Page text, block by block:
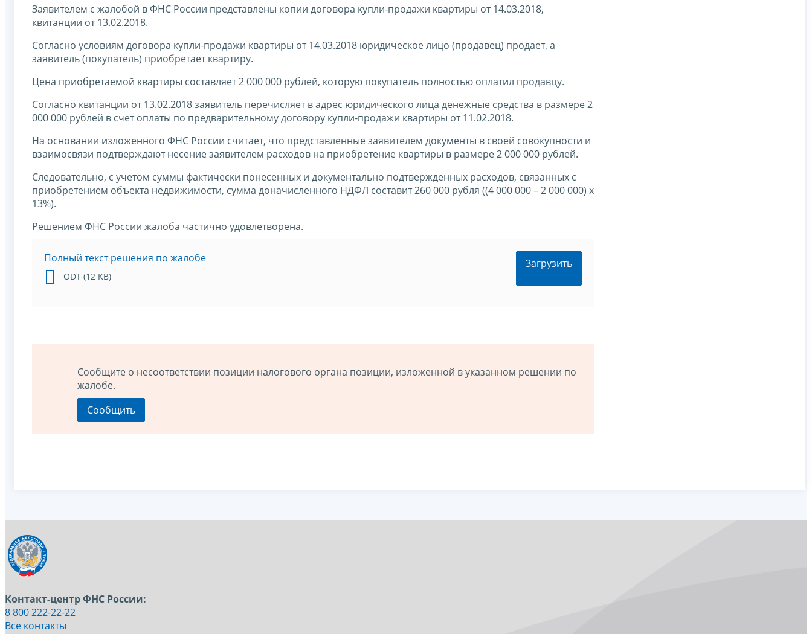
Заявителем с жалобой в ФНС России представлены копии договора купли-продажи квартиры от 14.03.2018,
квитанции от 13.02.2018.
Согласно условиям договора купли-продажи квартиры от 14.03.2018 юридическое лицо (продавец) продает, а
заявитель (покупатель) приобретает квартиру.
Цена приобретаемой квартиры составляет 2 000 000 рублей, которую покупатель полностью оплатил продавцу.
Согласно квитанции от 13.02.2018 заявитель перечисляет в адрес юридического лица денежные средства в размере 2
000 000 рублей в счет оплаты по предварительному договору купли-продажи квартиры от 11.02.2018.
На основании изложенного ФНС России считает, что представленные заявителем документы в своей совокупности и
взаимосвязи подтверждают несение заявителем расходов на приобретение квартиры в размере 2 000 000 рублей.
Следовательно, с учетом суммы фактически понесенных и документально подтвержденных расходов, связанных с
приобретением объекта недвижимости, сумма доначисленного НДФЛ составит 260 000 рубля ((4 000 000 – 2 000 000) x
13%).
Решением ФНС России жалоба частично удовлетворена.
Полный текст решения по жалобе
ODT (12 KB)
Загрузить
Сообщите о несоответствии позиции налогового органа позиции, изложенной в указанном решении по
жалобе.
Контакт-центр ФНС России:
8 800 222-22-22
Все контакты